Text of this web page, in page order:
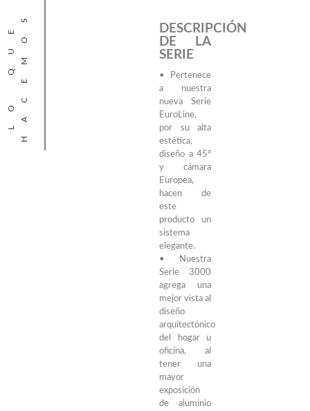
L
O
Q
U
E
H
A
C
E
M
OS
DESCRIPCIÓN
DE LA
SERIE
• Pertenece
a nuestra
nueva Serie
EuroLine,
por su alta
estética,
diseño a 45°
y cámara
Europea,
hacen de
este
producto un
sistema
elegante.
• Nuestra
Serie 3000
agrega una
mejor vista al
diseño
arquitectónico
del hogar u
oficina, al
tener una
mayor
exposición
de aluminio